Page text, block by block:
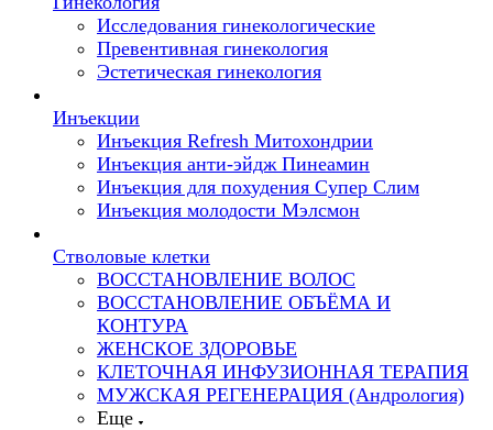
Исследования гинекологические
Превентивная гинекология
Эстетическая гинекология
Инъекции
Инъекция Refresh Митохондрии
Инъекция анти-эйдж Пинеамин
Инъекция для похудения Супер Слим
Инъекция молодости Мэлсмон
Стволовые клетки
ВОССТАНОВЛЕНИЕ ВОЛОС
ВОССТАНОВЛЕНИЕ ОБЪЁМА И
КОНТУРА
ЖЕНСКОЕ ЗДОРОВЬЕ
КЛЕТОЧНАЯ ИНФУЗИОННАЯ ТЕРАПИЯ
МУЖСКАЯ РЕГЕНЕРАЦИЯ (Андрология)
Еще